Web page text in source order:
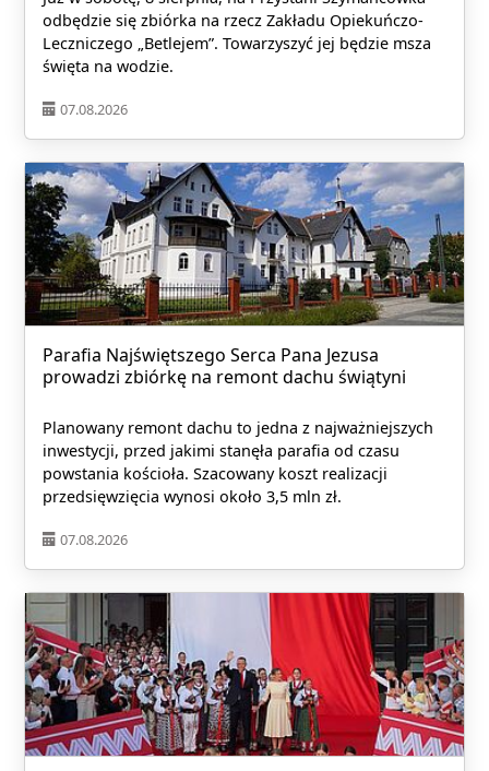
odbędzie się zbiórka na rzecz Zakładu Opiekuńczo-
Leczniczego „Betlejem”. Towarzyszyć jej będzie msza
święta na wodzie.
07.08.2026
Parafia Najświętszego Serca Pana Jezusa
prowadzi zbiórkę na remont dachu świątyni
Planowany remont dachu to jedna z najważniejszych
inwestycji, przed jakimi stanęła parafia od czasu
powstania kościoła. Szacowany koszt realizacji
przedsięwzięcia wynosi około 3,5 mln zł.
07.08.2026